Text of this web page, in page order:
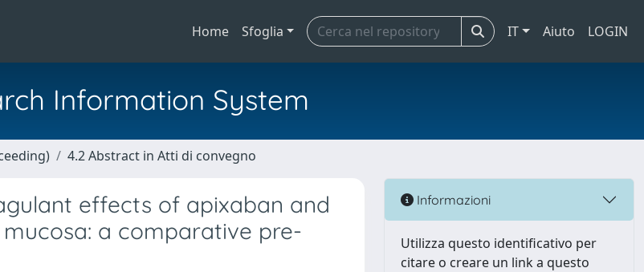
Home Sfoglia IT Aiuto LOGIN
Information System
4.2 Abstract in Atti di convegno
effects of apixaban and
a comparative pre-
Informazioni
Utilizza questo identificativo per
citare o creare un link a questo